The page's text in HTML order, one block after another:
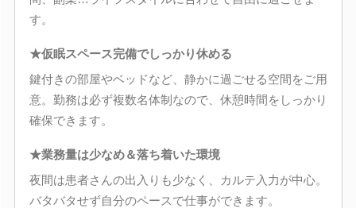
す。
★仮眠スペース完備でしっかり休める
鍵付きの部屋やベッドなど、静かに過ごせる空間をご用
意。勤務は必ず複数名体制なので、休憩時間をしっかり
確保できます。
★業務量は少なめ＆落ち着いた環境
夜間は患者さんの出入りも少なく、カルテ入力が中心。
バタバタせず自分のペースで仕事ができます。